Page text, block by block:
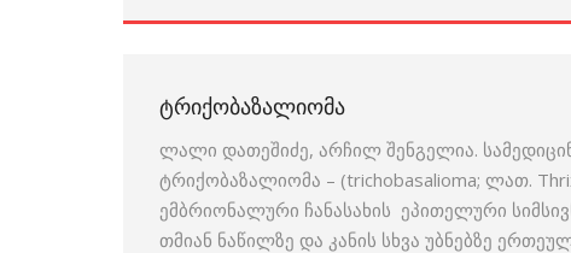
ᲢᲠᲘᲥᲝᲑᲐᲖᲐᲚᲘᲝᲛᲐ
ლალი დათეშიძე, არჩილ შენგელია.
ტრიქობაზალიომა – (trichobasalioma; ლათ.
ემბრიონალური ჩანასახის ეპითელური
თმიან ნაწილზე და კანის სხვა უბნებზე